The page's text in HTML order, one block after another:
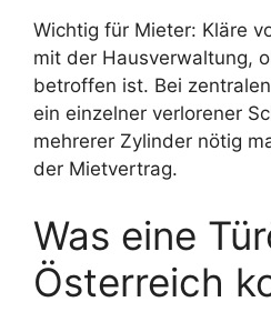
Wichtig für Mieter: Kläre
mit der Hausverwaltung,
betroffen ist. Bei
ein einzelner verlorener
mehrerer Zylinder nötig
der Mietvertrag.
Was eine
Österreich